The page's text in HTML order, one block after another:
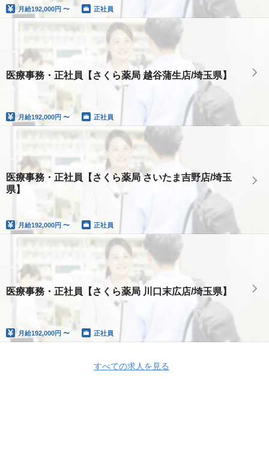
月給192,000円 〜 正社員
医療事務・正社員【さくら薬局 越谷蒲生店/埼玉県】
月給192,000円 〜 正社員
医療事務・正社員【さくら薬局 さいたま吉野店/埼玉
県】
月給192,000円 〜 正社員
医療事務・正社員【さくら薬局 川口末広店/埼玉県】
月給192,000円 〜 正社員
すべての求人を見る